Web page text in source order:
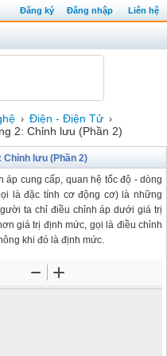
Đăng ký Đăng nhập Liên hệ
› Điện - Điện Tử ›
2: Chỉnh lưu (Phần 2)
lưu (Phần 2)
áp cung cấp, quan hệ tốc độ - dòng
là đặc tính cơ động cơ) là những
ta chỉ điều chỉnh áp dưới giá trị
giá trị định mức, gọi là điều chỉnh
khi đó là định mức.